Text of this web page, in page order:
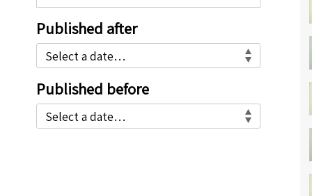
called
Browse
feature.
Pressing
the
Close
Published after
Published before